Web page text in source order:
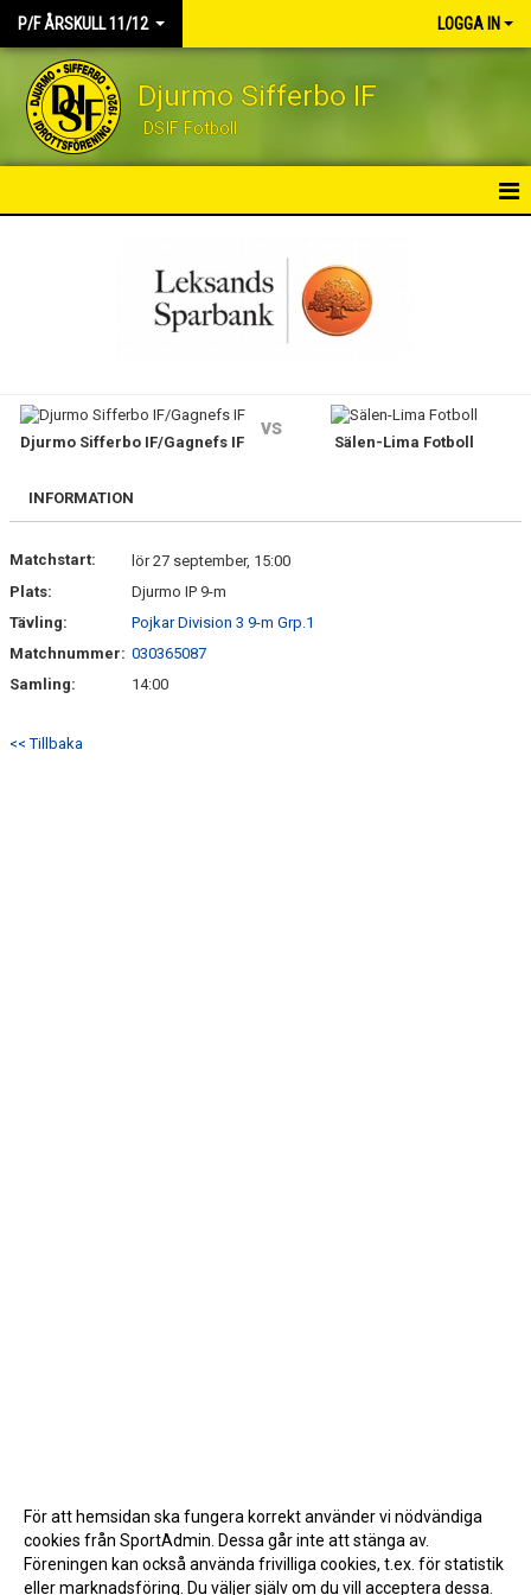
P/F ÅRSKULL 11/12 LOGGA IN
Djurmo Sifferbo IF
DSIF Fotboll
TRUPPEN
KONTAKT
Djurmo Sifferbo IF/Gagnefs IF
vs
Sälen-Lima Fotboll
INFORMATION
Matchstart:
lör 27 september, 15:00
Plats:
Djurmo IP 9-m
Tävling:
Pojkar Division 3 9-m Grp.1
Matchnummer: 030365087
Samling:
14:00
<< Tillbaka
För att hemsidan ska fungera korrekt använder vi nödvändiga
cookies från SportAdmin. Dessa går inte att stänga av.
Föreningen kan också använda frivilliga cookies, t.ex. för statistik
eller marknadsföring. Du väljer själv om du vill acceptera dessa.